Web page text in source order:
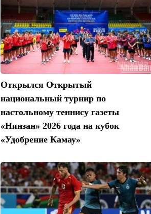
Открылся Открытый
национальный турнир по
настольному теннису газеты
«Нянзан» 2026 года на кубок
«Удобрение Камау»